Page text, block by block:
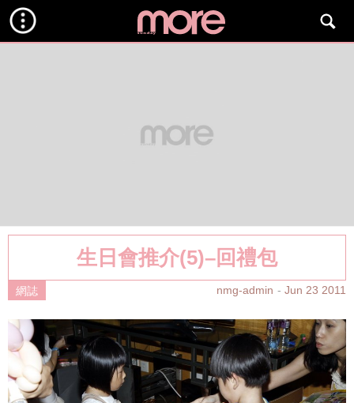
生日會推介(5)–回禮包
網誌 nmg-admin Jun 23 2011